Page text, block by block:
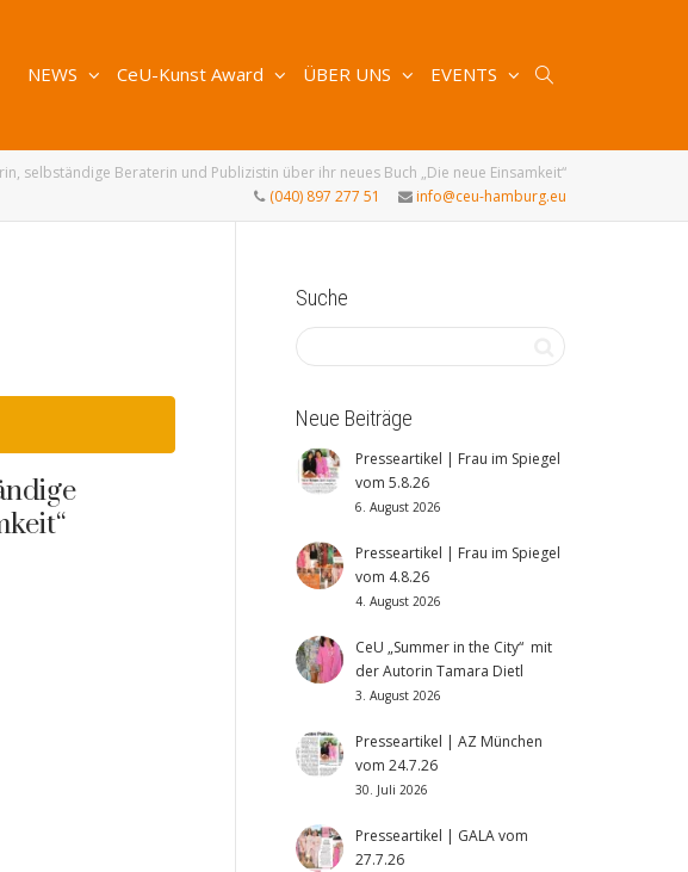
NEWS CeU-Kunst Award ÜBER UNS EVENTS
selbständige Beraterin und Publizistin über ihr neues Buch „Die neue Einsamkeit“
(040) 897 277 51
info@ceu-hamburg.eu
Suche
Neue Beiträge
Presseartikel | Frau im Spiegel
vom 5.8.26
6. August 2026
Presseartikel | Frau im Spiegel
vom 4.8.26
4. August 2026
CeU „Summer in the City“ mit
der Autorin Tamara Dietl
3. August 2026
Presseartikel | AZ München
vom 24.7.26
30. Juli 2026
Presseartikel | GALA vom
27.7.26